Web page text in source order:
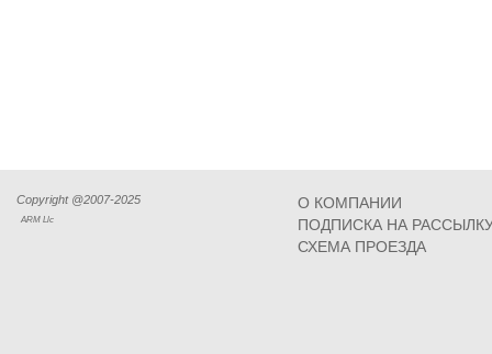
Copyright @2007-2025
ARM Llc
О КОМПАНИИ
ПОДПИСКА НА
СХЕМА ПРОЕЗДА